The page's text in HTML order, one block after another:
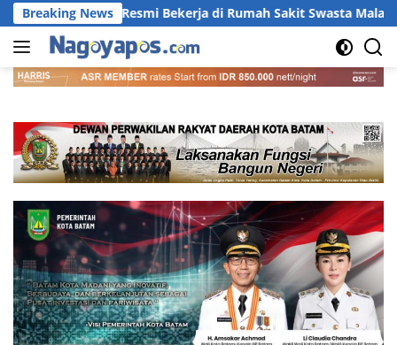
Langsung
ke
konten
Breaking News
Resmi Bekerja di Rumah Sakit Swasta Malaysia, Buka